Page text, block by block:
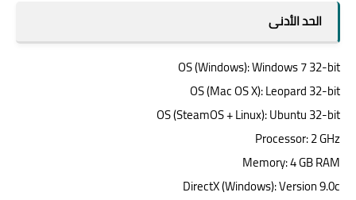
الحد الأدنى
OS (Windows): Windows 7 32-bit
OS (Mac OS X): Leopard 32-bit
OS (SteamOS + Linux): Ubuntu 32-bit
Processor: 2 GHz
Memory: 4 GB RAM
DirectX (Windows): Version 9.0c